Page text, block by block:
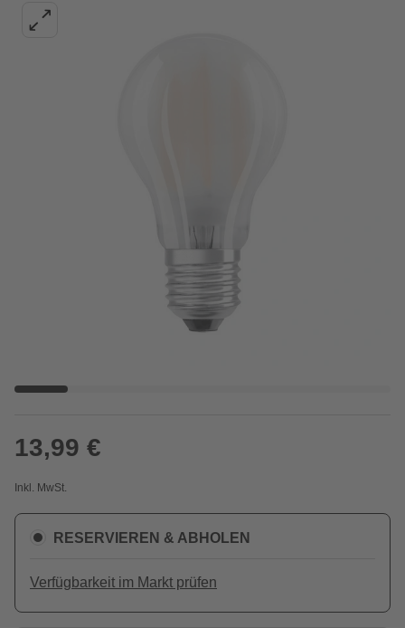
13,99 €
Inkl. MwSt.
RESERVIEREN & ABHOLEN
Verfügbarkeit im Markt prüfen